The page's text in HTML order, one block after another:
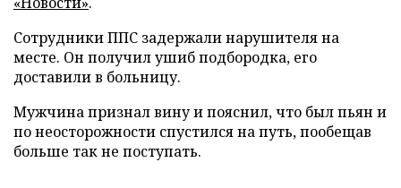
Сотрудники ППС задержали нарушителя на
месте. Он получил ушиб подбородка, его
доставили в больницу.
Мужчина признал вину и пояснил, что был пьян и
по неосторожности спустился на путь, пообещав
больше так не поступать.